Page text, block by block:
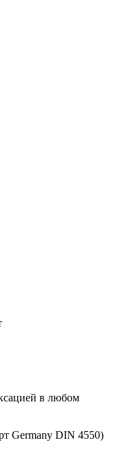
в любом
Germany DIN 4550)